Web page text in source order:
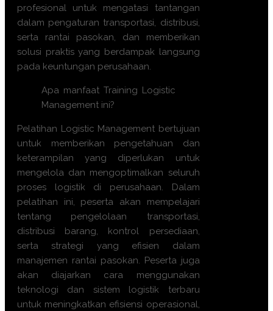
profesional untuk mengatasi tantangan
dalam pengaturan transportasi, distribusi,
serta rantai pasokan, dan memberikan
solusi praktis yang berdampak langsung
pada keuntungan perusahaan.
Apa manfaat Training Logistic
Management ini?
Pelatihan Logistic Management bertujuan
untuk memberikan pengetahuan dan
keterampilan yang diperlukan untuk
mengelola dan mengoptimalkan seluruh
proses logistik di perusahaan. Dalam
pelatihan ini, peserta akan mempelajari
tentang pengelolaan transportasi,
distribusi barang, kontrol persediaan,
serta strategi yang efisien dalam
manajemen rantai pasokan. Peserta juga
akan diajarkan cara menggunakan
teknologi dan sistem logistik terbaru
untuk meningkatkan efisiensi operasional,